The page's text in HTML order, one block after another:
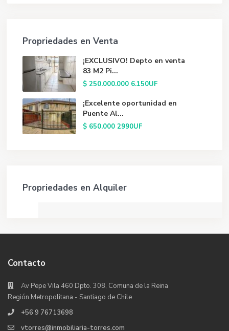
Propriedades en Venta
¡EXCLUSIVO! Depto en venta
83 M2 Pi...
$ 250.000.000 6.150UF
¡Excelente oportunidad en
Puente Al...
$ 650.0002990UF
Propriedades en Alquiler
Contacto
Av Pepe Vila 460 Dpto. 308, Comuna de la Reina
Región Metropolitana - Santiago de Chile
+56 9 76713698
vtorres@inmobiliaria-torres.com